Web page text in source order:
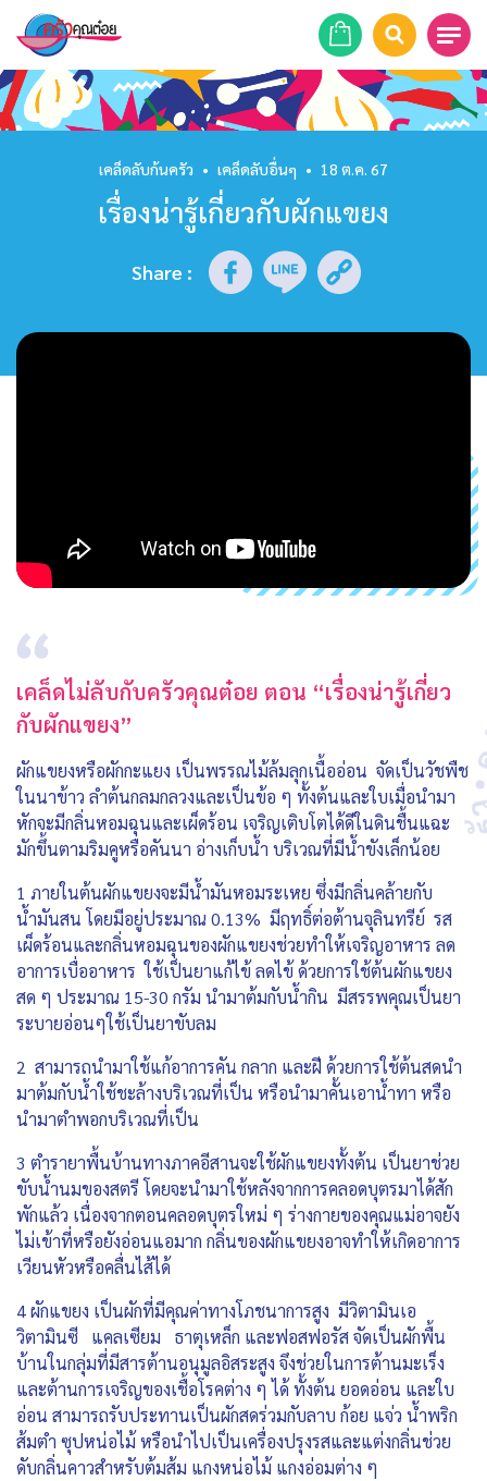
หน้าแรก
สูตรอาหาร
ร้านอาหาร
รายการย้อนหลัง
เคล็ดลับก้นครัว • เคล็ดลับอื่นๆ • 18 ต.ค. 67
เรื่องน่ารู้เกี่ยวกับผักแขยง
Share :
เคล็ดไม่ลับกับครัวคุณต๋อย ตอน “เรื่องน่ารู้เกี่ยว
กับผักแขยง”
ผักแขยงหรือผักกะแยง เป็นพรรณไม้ล้มลุกเนื้ออ่อน จัดเป็นวัชพืช
ในนาข้าว ลำต้นกลมกลวงและเป็นข้อ ๆ ทั้งต้นและใบเมื่อนำมา
หักจะมีกลิ่นหอมฉุนและเผ็ดร้อน เจริญเติบโตได้ดีในดินชื้นแฉะ
มักขึ้นตามริมคูหรือคันนา อ่างเก็บน้ำ บริเวณที่มีน้ำขังเล็กน้อย
1 ภายในต้นผักแขยงจะมีน้ำมันหอมระเหย ซึ่งมีกลิ่นคล้ายกับ
น้ำมันสน โดยมีอยู่ประมาณ 0.13% มีฤทธิ์ต่อต้านจุลินทรีย์ รส
เผ็ดร้อนและกลิ่นหอมฉุนของผักแขยงช่วยทำให้เจริญอาหาร ลด
อาการเบื่ออาหาร ใช้เป็นยาแก้ไข้ ลดไข้ ด้วยการใช้ต้นผักแขยง
สด ๆ ประมาณ 15-30 กรัม นำมาต้มกับน้ำกิน มีสรรพคุณเป็นยา
ระบายอ่อนๆใช้เป็นยาขับลม
2 สามารถนำมาใช้แก้อาการคัน กลาก และฝี ด้วยการใช้ต้นสดนำ
มาต้มกับน้ำใช้ชะล้างบริเวณที่เป็น หรือนำมาคั้นเอาน้ำทา หรือ
นำมาตำพอกบริเวณที่เป็น
3 ตำรายาพื้นบ้านทางภาคอีสานจะใช้ผักแขยงทั้งต้น เป็นยาช่วย
ขับน้ำนมของสตรี โดยจะนำมาใช้หลังจากการคลอดบุตรมาได้สัก
พักแล้ว เนื่องจากตอนคลอดบุตรใหม่ ๆ ร่างกายของคุณแม่อาจยัง
ไม่เข้าที่หรือยังอ่อนแอมาก กลิ่นของผักแขยงอาจทำให้เกิดอาการ
เวียนหัวหรือคลื่นไส้ได้
4 ผักแขยง เป็นผักที่มีคุณค่าทางโภชนาการสูง มีวิตามินเอ
วิตามินซี แคลเซียม ธาตุเหล็ก และฟอสฟอรัส จัดเป็นผักพื้น
บ้านในกลุ่มที่มีสารต้านอนุมูลอิสระสูง จึงช่วยในการต้านมะเร็ง
และต้านการเจริญของเชื้อโรคต่าง ๆ ได้ ทั้งต้น ยอดอ่อน และใบ
อ่อน สามารถรับประทานเป็นผักสดร่วมกับลาบ ก้อย แจ่ว น้ำพริก
ส้มตำ ซุปหน่อไม้ หรือนำไปเป็นเครื่องปรุงรสและแต่งกลิ่นช่วย
ดับกลิ่นคาวสำหรับต้มส้ม แกงหน่อไม้ แกงอ่อมต่าง ๆ